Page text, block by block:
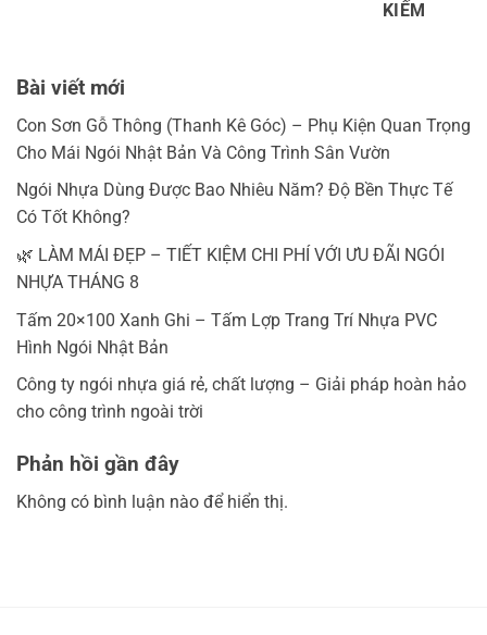
KIẾM
Bài viết mới
Con Sơn Gỗ Thông (Thanh Kê Góc) – Phụ Kiện Quan Trọng
Cho Mái Ngói Nhật Bản Và Công Trình Sân Vườn
Ngói Nhựa Dùng Được Bao Nhiêu Năm? Độ Bền Thực Tế
Có Tốt Không?
🌿 LÀM MÁI ĐẸP – TIẾT KIỆM CHI PHÍ VỚI ƯU ĐÃI NGÓI
NHỰA THÁNG 8
Tấm 20×100 Xanh Ghi – Tấm Lợp Trang Trí Nhựa PVC
Hình Ngói Nhật Bản
Công ty ngói nhựa giá rẻ, chất lượng – Giải pháp hoàn hảo
cho công trình ngoài trời
Phản hồi gần đây
Không có bình luận nào để hiển thị.